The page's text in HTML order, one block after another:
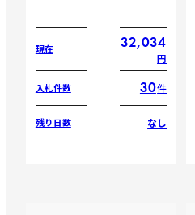
現在 32,034
円
入札件数 30件
残り日数 なし